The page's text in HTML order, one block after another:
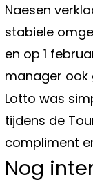
Naesen
stabiele
en op 1
manager ook
Lotto was
tijdens de
compliment
Nog